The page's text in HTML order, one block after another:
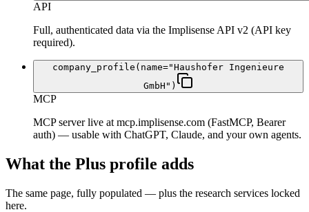
API
Full, authenticated data via the Implisense API v2 (API key
required).
company_profile(name="Haushofer Ingenieure
GmbH")
MCP
MCP server live at mcp.implisense.com (FastMCP, Bearer
auth) — usable with ChatGPT, Claude, and your own agents.
What the Plus profile adds
The same page, fully populated — plus the research services locked
here.